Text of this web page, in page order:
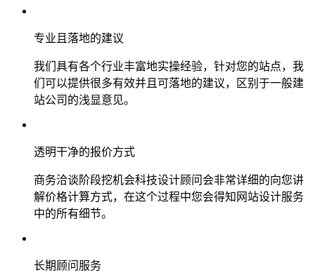
专业且落地的建议
我们具有各个行业丰富地实操经验，针对您的站点，我
们可以提供很多有效并且可落地的建议，区别于一般建
站公司的浅显意见。
透明干净的报价方式
商务洽谈阶段挖机会科技设计顾问会非常详细的向您讲
解价格计算方式，在这个过程中您会得知网站设计服务
中的所有细节。
长期顾问服务